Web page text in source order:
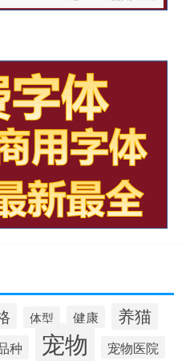
体型 健康 养猫
种 宠物 宠物医院